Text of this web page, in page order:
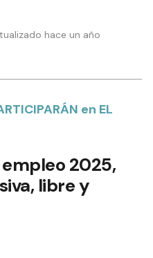
hace un año
en EL
2025,
libre y